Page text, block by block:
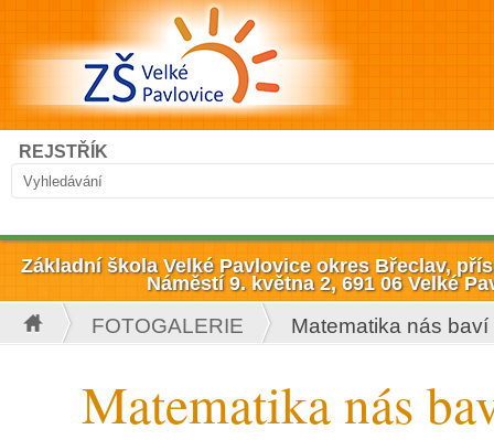
Přejít k hlavnímu obsahu
Vyhledávání
Hledat
REJSTŘÍK
Základní škola Velké Pavlovice okres Břeclav,
Náměstí 9. května 2, 691 06 Velké
Jste zde
FOTOGALERIE Matematika nás baví
Matematika nás